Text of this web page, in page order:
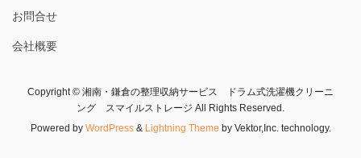
お問合せ
会社概要
Copyright © 湘南・鎌倉の整理収納サービス ドラム式洗濯機クリーニ
ング スマイルストレージ All Rights Reserved.
Powered by WordPress& Lightning Theme by Vektor,Inc. technology.